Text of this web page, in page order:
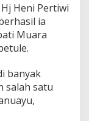
Heni Pertiwi
ia
Muara
banyak
salah satu